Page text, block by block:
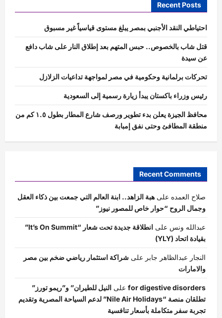
Recent Posts
احتياطي النقد الأجنبي بمصر يبلغ مستوى قياسياً غير مسبوق
قتل شاب بالخصوص.. حبس المتهم بعد إطلاق النار على شاب دافع
عن سيدة
تحركات برلمانية وحكومية في مصر لمواجهة تداعيات الزلازل
رئيس وزراء باكستان يبدأ زيارة رسمية إلى السعودية
محافظ الجيزة يعلن بدء تطوير ورصف شارع المطار بطول ١.٥ كم من
منطقة المطافئ وحتى نفق إمبابة
Recent Comments
صلاح العمده على هبة الزاهد.. ابنة العالم التي جمعت بين ذكاء العقل
وجمال الروح “حوار خاص للمصور نيوز”
عبدالله ونس على
انطلاقة جديدة تحت شعار “It’s On Summit”
بقيادة اتحاد (YLY)
النجار عبدالظاهر جابر على شراكة استثمار رياضي ضخم بين مصر
والامارات
for digestive disorders على النيل للطيران” و”ريمو تورز”
تطلقان منصة “Nile Air Holidays” لدعم السياحة المصرية وتقديم
تجربة سفر متكاملة بأسعار تنافسية